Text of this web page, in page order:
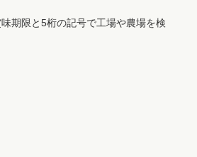
期限と5桁の記号で工場や農場を検